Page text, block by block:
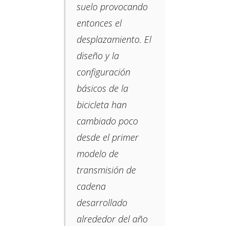
suelo provocando
entonces el
desplazamiento. El
diseño y la
configuración
básicos de la
bicicleta han
cambiado poco
desde el primer
modelo de
transmisión de
cadena
desarrollado
alrededor del año